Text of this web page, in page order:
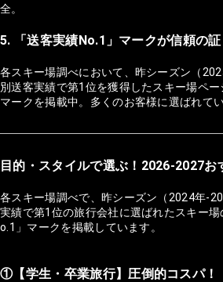
全。
5. 「送客実績No.1」マークが信頼の証
各スキー場調べにおいて、昨シーズン（
別送客実績で第1位を獲得したスキー場ペー
マークを掲載中。多くのお客様に選ばれて
目的・スタイルで選ぶ！2026-2027お
各スキー場調べで、昨シーズン（2024年-
実績で第1位の旅行会社に選ばれたスキー
o.1」マークを掲載しています。
①【学生・卒業旅行】圧倒的コスパ！